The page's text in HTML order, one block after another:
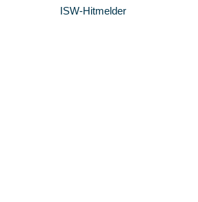
ISW-Hitmelder